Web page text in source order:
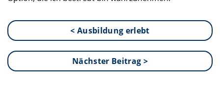
< Ausbildung erlebt
Nächster Beitrag >